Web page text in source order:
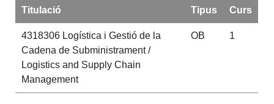
Titulació Tipus Curs
4318306Logística i Gestió de la
Cadena de Subministrament /
Logistics and Supply Chain
Management
OB 1